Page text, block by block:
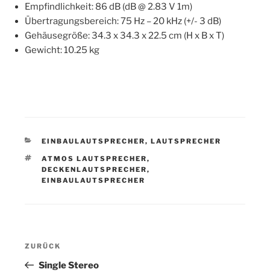
Empfindlichkeit: 86 dB (dB @ 2.83 V 1m)
Übertragungsbereich: 75 Hz – 20 kHz (+/- 3 dB)
Gehäusegröße: 34.3 x 34.3 x 22.5 cm (H x B x T)
Gewicht: 10.25 kg
KATEGORIEN
EINBAULAUTSPRECHER, LAUTSPRECHER
SCHLAGWÖRTER
ATMOS LAUTSPRECHER,
DECKENLAUTSPRECHER,
EINBAULAUTSPRECHER
Beitragsnavigation
Vorheriger
Beitrag
ZURÜCK
Single Stereo